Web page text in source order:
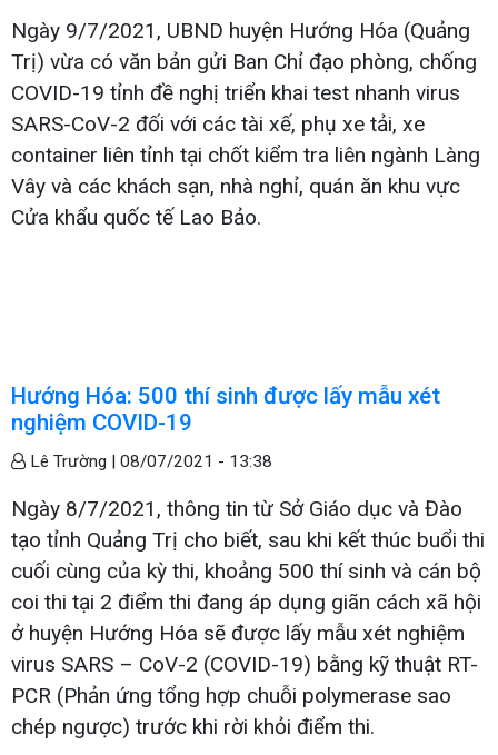
Ngày 9/7/2021, UBND huyện Hướng Hóa (Quảng
Trị) vừa có văn bản gửi Ban Chỉ đạo phòng, chống
COVID-19 tỉnh đề nghị triển khai test nhanh virus
SARS-CoV-2 đối với các tài xế, phụ xe tải, xe
container liên tỉnh tại chốt kiểm tra liên ngành Làng
Vây và các khách sạn, nhà nghỉ, quán ăn khu vực
Cửa khẩu quốc tế Lao Bảo.
Hướng Hóa: 500 thí sinh được lấy mẫu xét
nghiệm COVID-19
Lê Trường | 08/07/2021 - 13:38
Ngày 8/7/2021, thông tin từ Sở Giáo dục và Đào
tạo tỉnh Quảng Trị cho biết, sau khi kết thúc buổi thi
cuối cùng của kỳ thi, khoảng 500 thí sinh và cán bộ
coi thi tại 2 điểm thi đang áp dụng giãn cách xã hội
ở huyện Hướng Hóa sẽ được lấy mẫu xét nghiệm
virus SARS – CoV-2 (COVID-19) bằng kỹ thuật RT-
PCR (Phản ứng tổng hợp chuỗi polymerase sao
chép ngược) trước khi rời khỏi điểm thi.